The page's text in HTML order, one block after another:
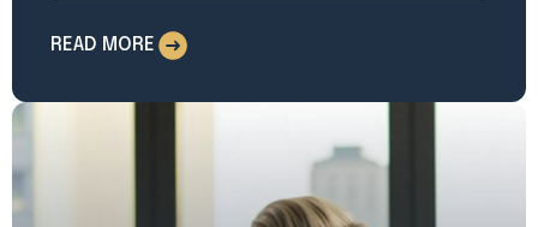
READ MORE